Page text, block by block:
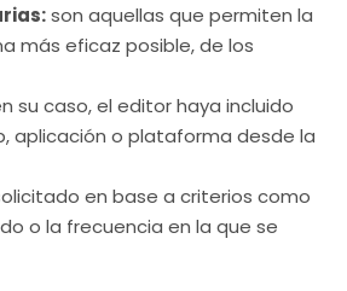
son aquellas que permiten la
más eficaz posible, de los
su caso, el editor haya incluido
aplicación o plataforma desde la
en base a criterios como
o la frecuencia en la que se